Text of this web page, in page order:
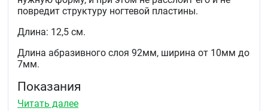
повредит структуру ногтевой пластины.
Длина: 12,5 см.
Длина абразивного слоя 92мм, ширина от 10мм до
7мм.
Показания
Для коррекции формы и длины как натуральных,
Читать далее